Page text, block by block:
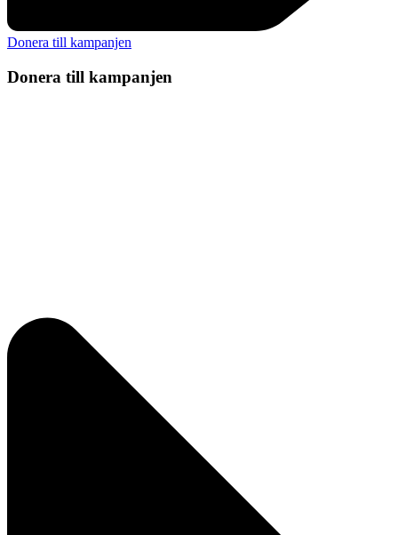
Donera till kampanjen
Donera till kampanjen